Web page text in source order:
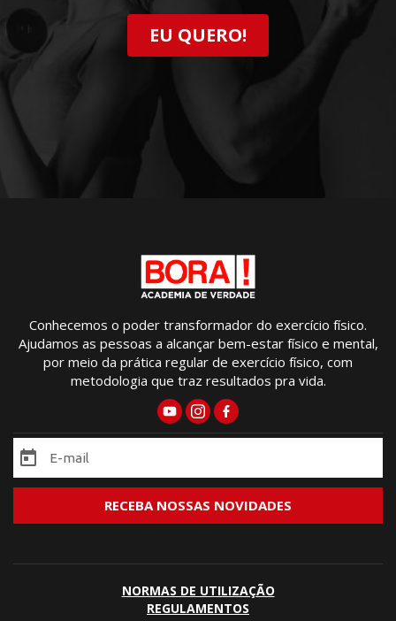
EU QUERO!
Conhecemos o poder transformador do exercício físico.
Ajudamos as pessoas a alcançar bem-estar físico e mental,
por meio da prática regular de exercício físico, com
metodologia que traz resultados pra vida.
NORMAS DE UTILIZAÇÃO
REGULAMENTOS